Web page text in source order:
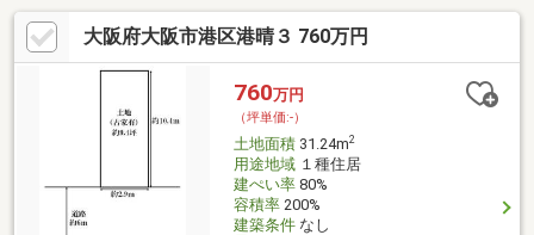
大阪府大阪市港区港晴３ 760万円
760万円
（坪単価:-）
土地面積31.24m2
用途地域１種住居
建ぺい率80%
容積率200%
建築条件なし